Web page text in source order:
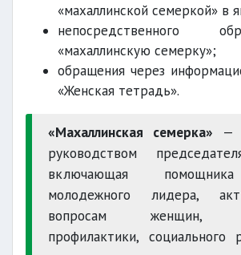
«махаллинской семеркой» в
непосредственного
«махаллинскую семерку»;
обращения через
«Женская тетрадь».
«Махаллинская семерка» —
руководством
включающая
молодежного лидера,
вопросам женщин,
профилактики, социального